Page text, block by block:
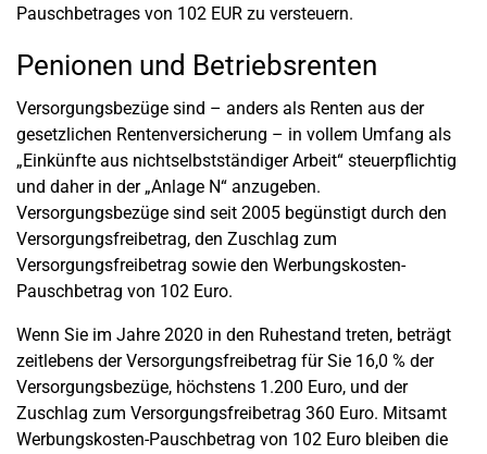
Pauschbetrages von 102 EUR zu versteuern.
Penionen und Betriebsrenten
Versorgungsbezüge sind – anders als Renten aus der
gesetzlichen Rentenversicherung – in vollem Umfang als
„Einkünfte aus nichtselbstständiger Arbeit“ steuerpflichtig
und daher in der „Anlage N“ anzugeben.
Versorgungsbezüge sind seit 2005 begünstigt durch den
Versorgungsfreibetrag, den Zuschlag zum
Versorgungsfreibetrag sowie den Werbungskosten-
Pauschbetrag von 102 Euro.
Wenn Sie im Jahre 2020 in den Ruhestand treten, beträgt
zeitlebens der Versorgungsfreibetrag für Sie 16,0 % der
Versorgungsbezüge, höchstens 1.200 Euro, und der
Zuschlag zum Versorgungsfreibetrag 360 Euro. Mitsamt
Werbungskosten-Pauschbetrag von 102 Euro bleiben die